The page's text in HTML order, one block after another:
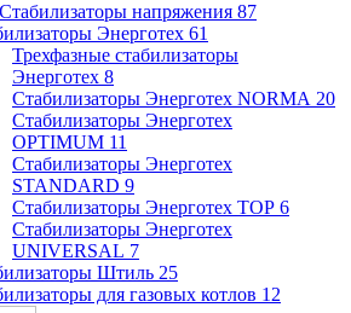
Стабилизаторы напряжения 87
Энерготех 61
Трехфазные стабилизаторы
Энерготех 8
Стабилизаторы Энерготех NORMA 20
Стабилизаторы Энерготех
OPTIMUM 11
Стабилизаторы Энерготех
STANDARD 9
Стабилизаторы Энерготех TOP 6
Стабилизаторы Энерготех
UNIVERSAL 7
Штиль 25
для газовых котлов 12